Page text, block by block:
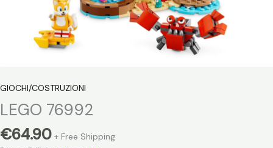
GIOCHI/COSTRUZIONI
LEGO 76992
€64.90 + Free Shipping